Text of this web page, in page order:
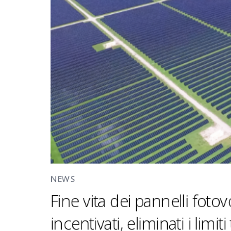
NEWS
Fine vita dei pannelli
incentivati, eliminati i